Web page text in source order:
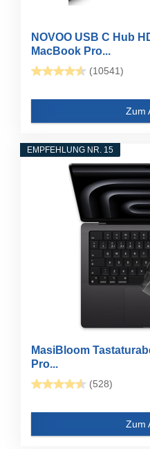
NOVOO USB C Hub
MacBook Pro...
(10541)
Zum
EMPFEHLUNG NR. 15
MasiBloom
Pro...
(528)
Zum